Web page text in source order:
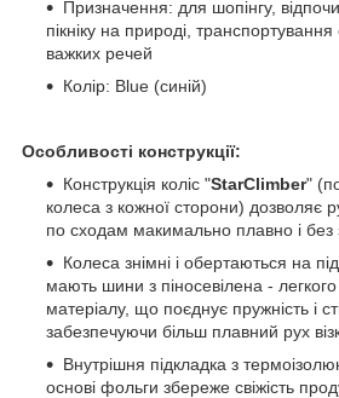
Призначення: для шопінгу,
пікніку на природі,
важких речей
Колір: Blue (синій)
Особливості конструкції:
Конструкція коліс "StarClimber"
колеса з кожної сторони) дозволяє
по сходам макимально плавно і без
Колеса знімні і обертаються на
мають шини з піносевілена -
матеріалу, що поєднує пружність і
забезпечуючи більш плавний рух
Внутрішня підкладка з
основі фольги збереже свіжість